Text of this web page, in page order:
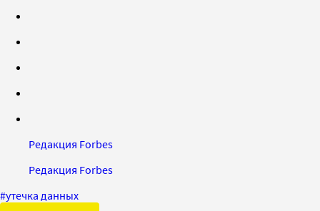
Редакция Forbes
Редакция Forbes
#утечка данных